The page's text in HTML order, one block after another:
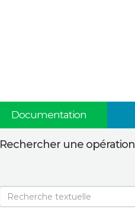
Documentation
Rechercher une opération